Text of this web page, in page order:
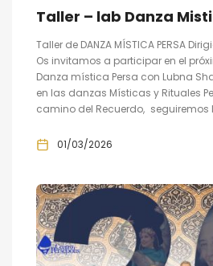
Taller – lab Danza
Taller de DANZA MÍSTICA PERSA
Os invitamos a participar en el
Danza mística Persa con Lubna
en las danzas Místicas y Rituales
camino del Recuerdo, seguiremos
01/03/2026